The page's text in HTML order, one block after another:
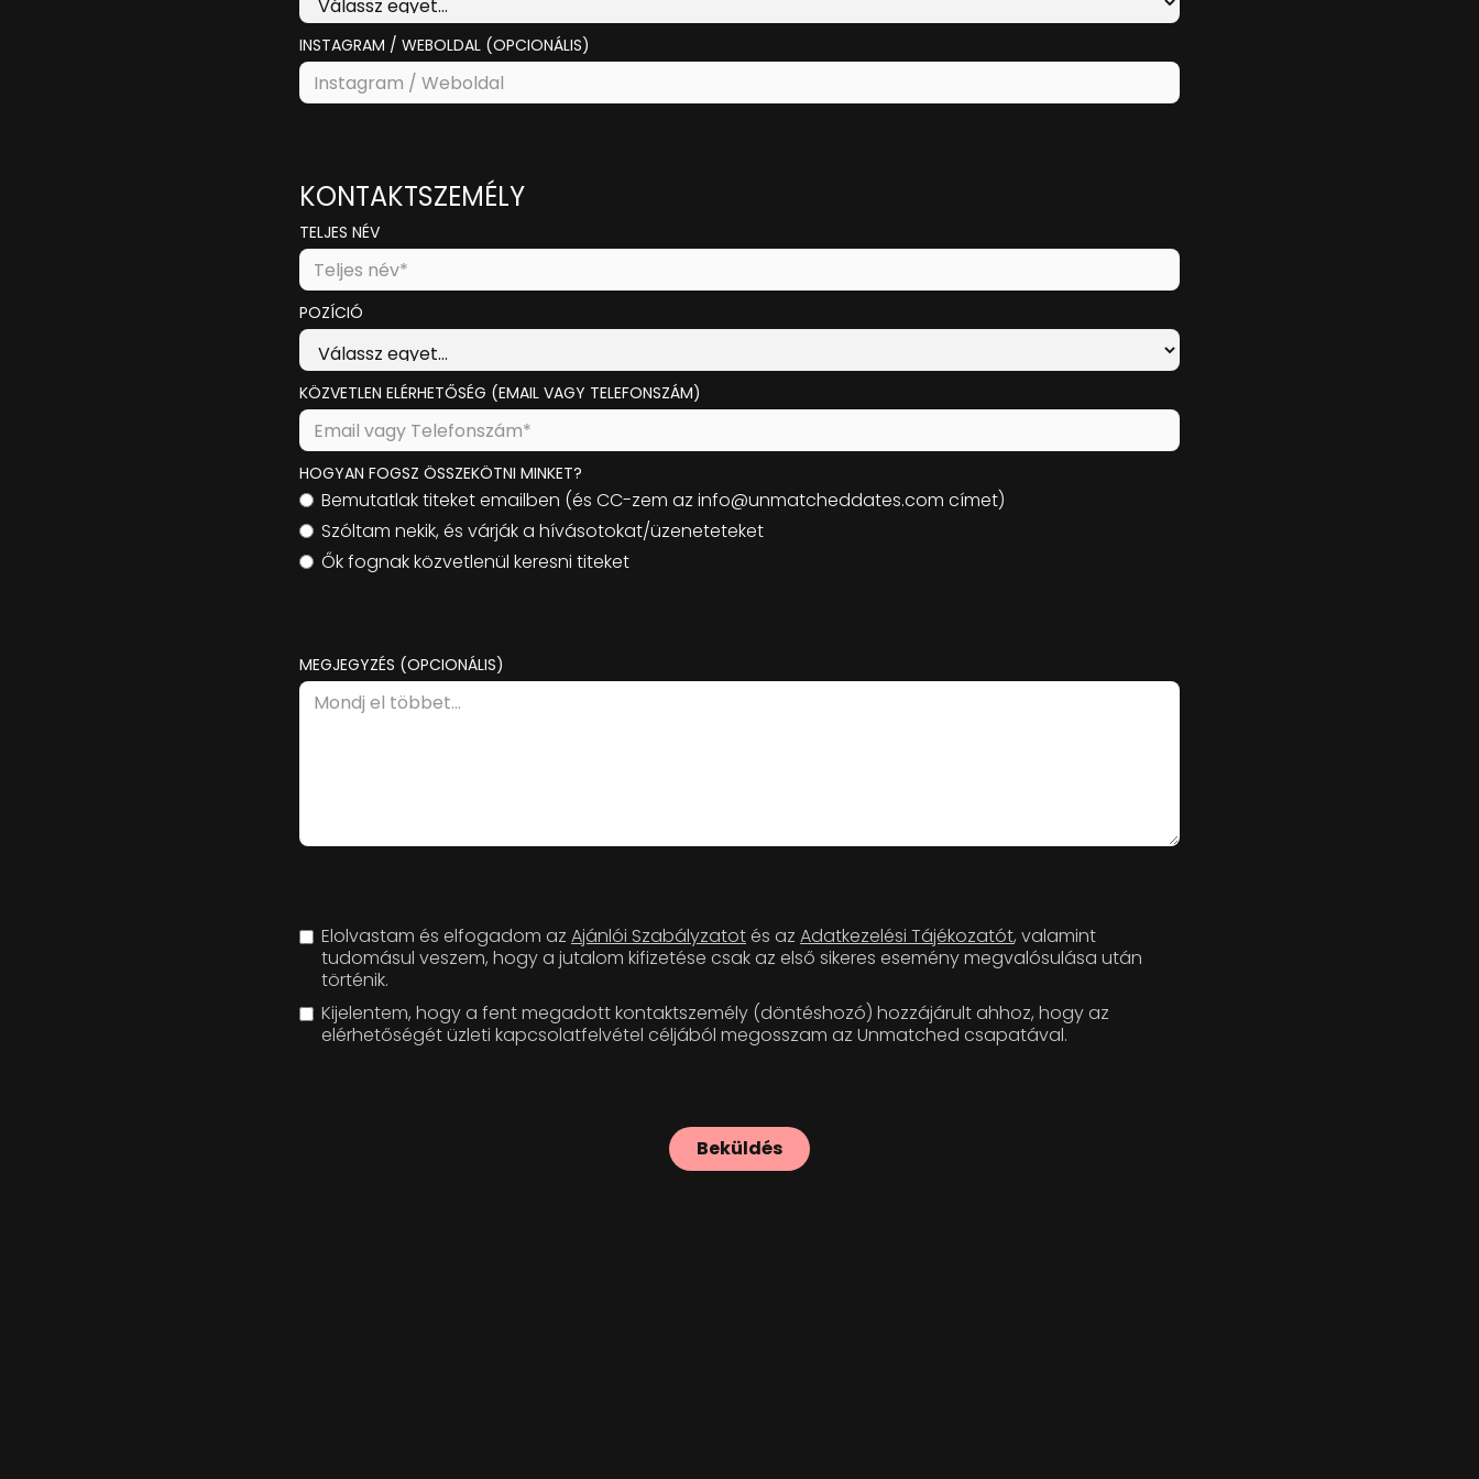
INSTAGRAM / WEBOLDAL (OPCIONÁLIS)
KONTAKTSZEMÉLY
TELJES NÉV
POZÍCIÓ
KÖZVETLEN ELÉRHETŐSÉG (EMAIL VAGY TELEFONSZÁM)
HOGYAN FOGSZ ÖSSZEKÖTNI MINKET?
Bemutatlak titeket emailben (és CC-zem az info@unmatcheddates.com címet)
Szóltam nekik, és várják a hívásotokat/üzeneteteket
Ők fognak közvetlenül keresni titeket
MEGJEGYZÉS (OPCIONÁLIS)
Elolvastam és elfogadom az Ajánlói Szabályzatot és az Adatkezelési Tájékozatót, valamint
tudomásul veszem, hogy a jutalom kifizetése csak az első sikeres esemény megvalósulása után
történik.
Kijelentem, hogy a fent megadott kontaktszemély (döntéshozó) hozzájárult ahhoz, hogy az
elérhetőségét üzleti kapcsolatfelvétel céljából megosszam az Unmatched csapatával.